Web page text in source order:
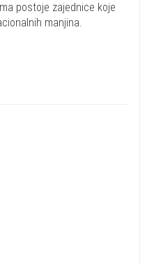
postoje zajednice koje
manjina.